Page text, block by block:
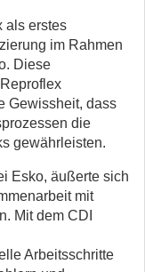
als erstes
im Rahmen
Diese
Gewissheit, dass
die
gewährleisten.
Esko, äußerte sich
mit
Mit dem CDI
Arbeitsschritte